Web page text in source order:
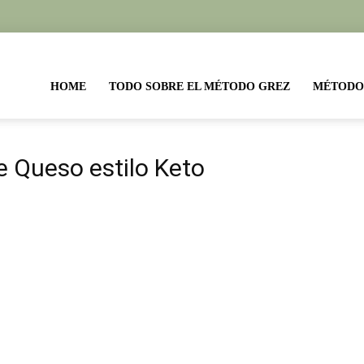
HOME TODO SOBRE EL MÉTODO GREZ
Queso estilo Keto